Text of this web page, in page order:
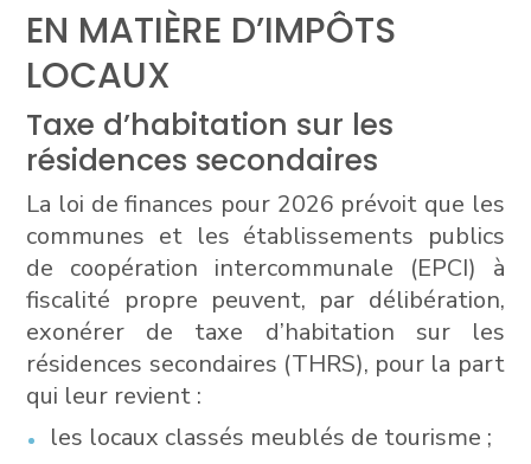
EN MATIÈRE D’IMPÔTS
LOCAUX
Taxe d’habitation sur les
résidences secondaires
La loi de finances pour 2026 prévoit que les
communes et les établissements publics
de coopération intercommunale (EPCI) à
fiscalité propre peuvent, par délibération,
exonérer de taxe d’habitation sur les
résidences secondaires (THRS), pour la part
qui leur revient :
les locaux classés meublés de tourisme ;